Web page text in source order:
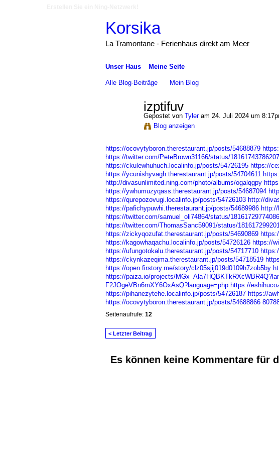
Korsika
La Tramontane - Ferienhaus direkt am Meer
Unser Haus Meine Seite
Alle Blog-Beiträge Mein Blog
izptifuv
Gepostet von Tyleram 24. Juli 2024 um
Blog anzeigen
https://ocovytyboron.therestaurant.jp/posts/54688879
https://twitter.com/PeteBrown31166/status/
https://ckulewhuhuch.localinfo.jp/posts/54726195 https://
https://ycunishyvagh.therestaurant.jp/posts/54704611
http://divasunlimited.ning.com/photo/albums/ogalqgpy
https://ywhumuzyqass.therestaurant.jp/posts/54687094
https://qurepozovugi.localinfo.jp/posts/54726103 http://
https://pafichypuwhi.therestaurant.jp/posts/54689986
https://twitter.com/samuel_oli74864/status/
https://twitter.com/ThomasSanc59091/status/
https://zickyqozufat.therestaurant.jp/posts/54690869
https://kagowhaqachu.localinfo.jp/posts/54726126 https://
https://ufungotokalu.therestaurant.jp/posts/54717710
https://ckynkazeqima.therestaurant.jp/posts/54718519
https://open.firstory.me/story/clz05sjij019d0109h7zob5by
https://paiza.io/projects/
F2JOgeVBn6mXY6OxAsQ?language=php https://
https://pihanezytehe.localinfo.jp/posts/54726187 https://
https://ocovytyboron.therestaurant.jp/posts/54688866
Seitenaufrufe: 12
< Letzter Beitrag
Es können keine Kommentare für